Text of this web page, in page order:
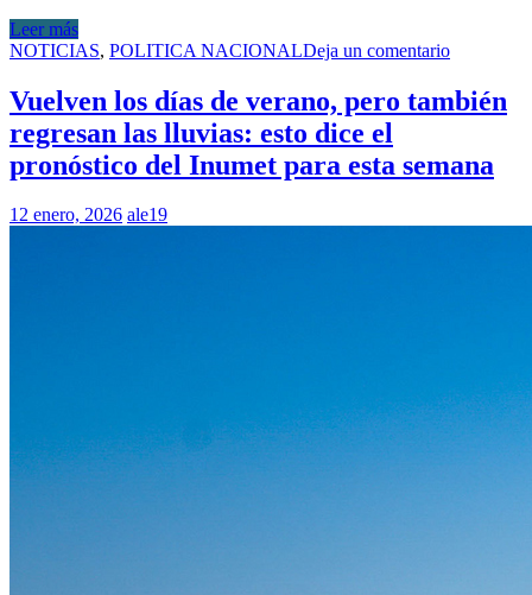
Leer más
NOTICIAS, POLITICA NACIONALDeja un comentario
Vuelven los días de verano, pero también
regresan las lluvias: esto dice el
pronóstico del Inumet para esta semana
12 enero, 2026 ale19